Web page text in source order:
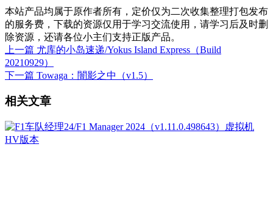
本站产品均属于原作者所有，定价仅为二次收集整理打包发布
的服务费，下载的资源仅用于学习交流使用，请学习后及时删
除资源，还请各位小主们支持正版产品。
上一篇 尤库的小岛速递/Yokus Island Express（Build
20210929）
下一篇 Towaga：闇影之中（v1.5）
相关文章